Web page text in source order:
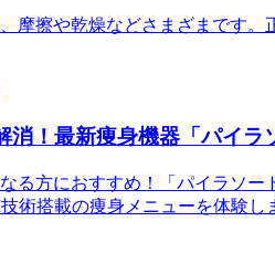
摩擦や乾燥などさまざまです
消！最新痩身機器「パイラ
る方におすすめ！「パイラソ
術搭載の痩身メニューを体験し